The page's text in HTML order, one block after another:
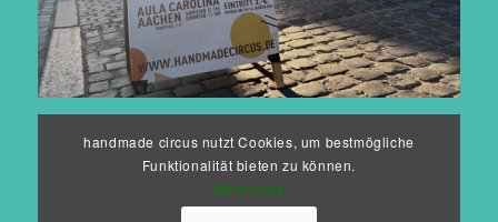
Auf Instagram folgen
handmade circus nutzt Cookies, um bestmögliche
Funktionalität bieten zu können.
Mehr Infos